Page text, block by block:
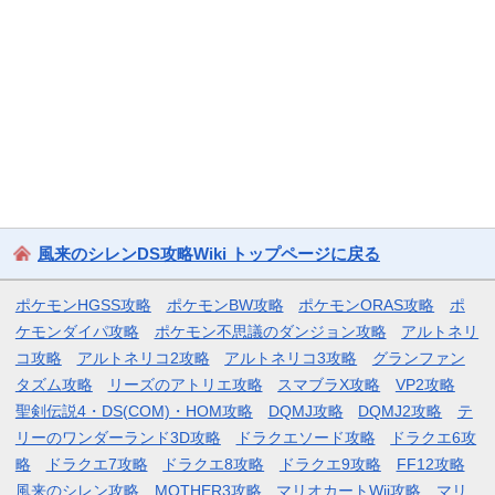
風来のシレンDS攻略Wiki トップページに戻る
ポケモンHGSS攻略 ポケモンBW攻略 ポケモンORAS攻略
ポ
ケモンダイパ攻略
ポケモン不思議のダンジョン攻略
アルトネリ
コ攻略
アルトネリコ2攻略 アルトネリコ3攻略
グランファン
タズム攻略
リーズのアトリエ攻略 スマブラX攻略
VP2攻略
聖剣伝説4・DS(COM)・HOM攻略
DQMJ攻略 DQMJ2攻略
テ
リーのワンダーランド3D攻略
ドラクエソード攻略
ドラクエ6攻
略
ドラクエ7攻略 ドラクエ8攻略 ドラクエ9攻略
FF12攻略
風来のシレン攻略
MOTHER3攻略 マリオカートWii攻略 マリ